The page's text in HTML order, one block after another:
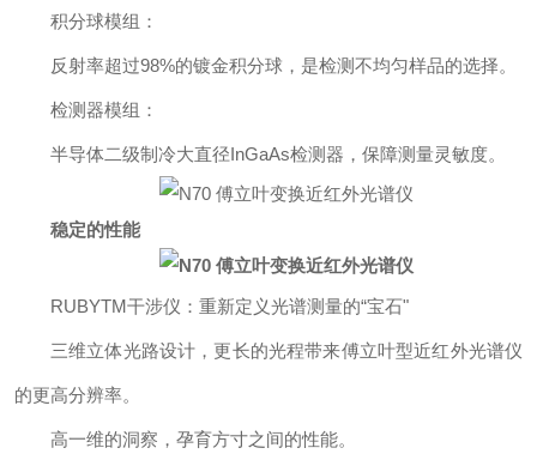
积分球模组：
反射率超过98%的镀金积分球，是检测不均匀样品的选择。
检测器模组：
半导体二级制冷大直径InGaAs检测器，保障测量灵敏度。
稳定的性能
RUBYTM干涉仪：重新定义光谱测量的“宝石"
三维立体光路设计，更长的光程带来傅立叶型近红外光谱仪
的更高分辨率。
高一维的洞察，孕育方寸之间的性能。